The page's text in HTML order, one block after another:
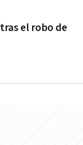
el robo de